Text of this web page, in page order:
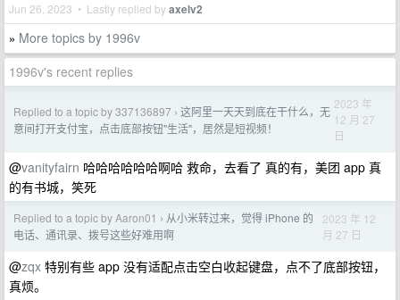
Jun 26, 2023 • Lastly replied byaxelv2
» More topics by 1996v
1996v's recent replies
Replied to a topic by 337136897 › 这阿里一天天到底在干什么，无
意间打开支付宝，点击底部按钮"生活"，居然是短视频！
2023 年
12 月 27
日
@vanityfairn 哈哈哈哈哈哈啊哈 救命，去看了 真的有，美团 app 真
的有书城，笑死
Replied to a topic by Aaron01 › 从小米转过来，觉得 iPhone 的
电话、通讯录、拨号这些好难用啊
2023 年 12
月 27 日
@zqx 特别有些 app 没有适配点击空白收起键盘，点不了底部按钮，
真烦。